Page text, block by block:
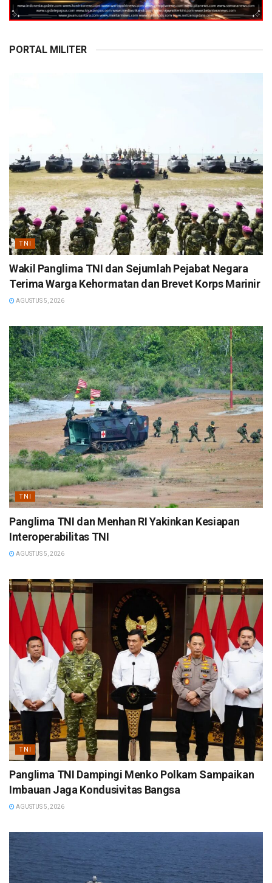
PORTAL MILITER
TNI
Wakil Panglima TNI dan Sejumlah Pejabat Negara
Terima Warga Kehormatan dan Brevet Korps Marinir
AGUSTUS 5, 2026
TNI
Panglima TNI dan Menhan RI Yakinkan Kesiapan
Interoperabilitas TNI
AGUSTUS 5, 2026
TNI
Panglima TNI Dampingi Menko Polkam Sampaikan
Imbauan Jaga Kondusivitas Bangsa
AGUSTUS 5, 2026